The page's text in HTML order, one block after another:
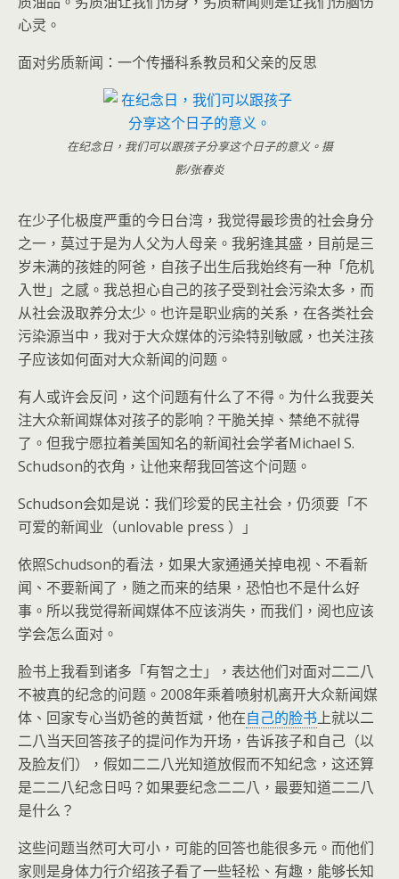
心灵。
面对劣质新闻：一个传播科系教员和父亲的反思
在纪念日，我们可以跟孩子分享这个日子的意义。摄
影/张春炎
在少子化极度严重的今日台湾，我觉得最珍贵的社会身分
之一，莫过于是为人父为人母亲。我躬逢其盛，目前是三
岁未满的孩娃的阿爸，自孩子出生后我始终有一种「危机
入世」之感。我总担心自己的孩子受到社会污染太多，而
从社会汲取养分太少。也许是职业病的关系，在各类社会
污染源当中，我对于大众媒体的污染特别敏感，也关注孩
子应该如何面对大众新闻的问题。
有人或许会反问，这个问题有什么了不得。为什么我要关
注大众新闻媒体对孩子的影响？干脆关掉、禁绝不就得
了。但我宁愿拉着美国知名的新闻社会学者Michael S.
Schudson的衣角，让他来帮我回答这个问题。
Schudson会如是说：我们珍爱的民主社会，仍须要「不
可爱的新闻业（unlovable press ）」
依照Schudson的看法，如果大家通通关掉电视、不看新
闻、不要新闻了，随之而来的结果，恐怕也不是什么好
事。所以我觉得新闻媒体不应该消失，而我们，阅也应该
学会怎么面对。
脸书上我看到诸多「有智之士」，表达他们对面对二二八
不被真的纪念的问题。2008年乘着喷射机离开大众新闻媒
体、回家专心当奶爸的黄哲斌，他在自己的脸书上就以二
二八当天回答孩子的提问作为开场，告诉孩子和自己（以
及脸友们），假如二二八光知道放假而不知纪念，这还算
是二二八纪念日吗？如果要纪念二二八，最要知道二二八
是什么？
这些问题当然可大可小，可能的回答也能很多元。而他们
家则是身体力行介绍孩子看了一些轻松、有趣，能够长知